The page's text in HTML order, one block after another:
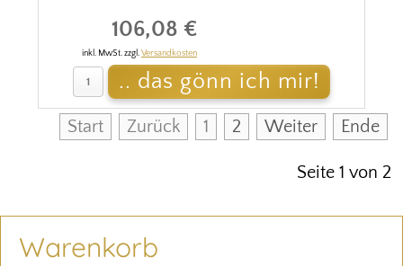
Warenkorb
106,08 €
inkl. MwSt. zzgl.Versandkosten
Start Zurück 1 2 Weiter Ende
Seite 1 von 2